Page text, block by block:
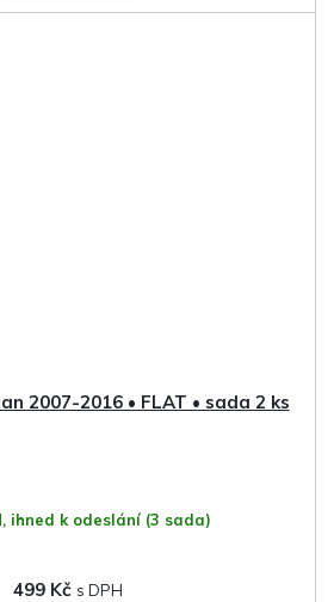
2007-2016 • FLAT • sada 2 ks
ihned k odeslání (3 sada)
499 Kč